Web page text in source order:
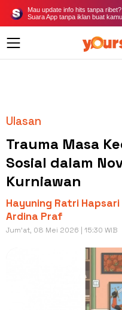
Mau update info hits tanpa ribet?
Suara App tanpa iklan buat
Ulasan
Trauma Masa
Sosial dalam
Kurniawan
Hayuning Ratri Hapsari |
Ardina Praf
Jum'at, 08 Mei 2026 | 15:30 WIB